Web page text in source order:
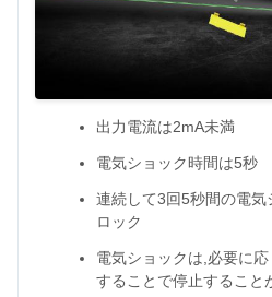
出力電流は2mA未満
電気ショック時間は5秒
連続して3回5秒間の電
ロック
電気ショックは,必要に
することで停止すること